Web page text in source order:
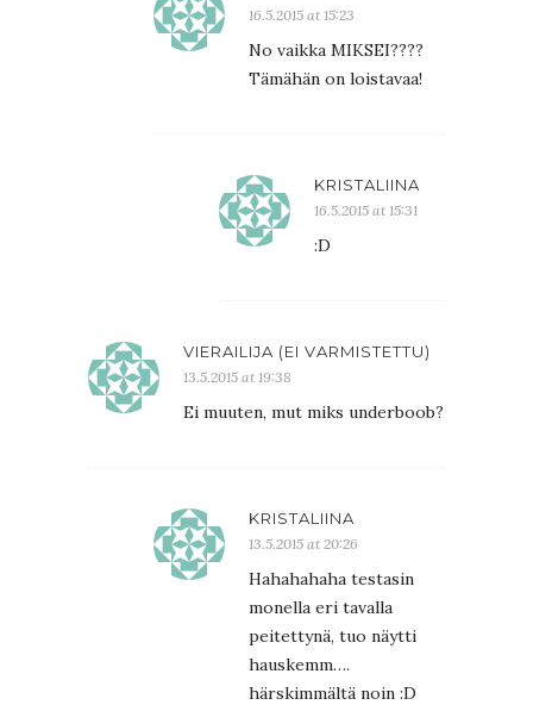
16.5.2015 at 15:23
No vaikka MIKSEI????
Tämähän on loistavaa!
KRISTALIINA
16.5.2015 at 15:31
:D
VIERAILIJA (EI VARMISTETTU)
13.5.2015 at 19:38
Ei muuten, mut miks underboob?
KRISTALIINA
13.5.2015 at 20:26
Hahahahaha testasin
monella eri tavalla
peitettynä, tuo näytti
hauskemm….
härskimmältä noin :D